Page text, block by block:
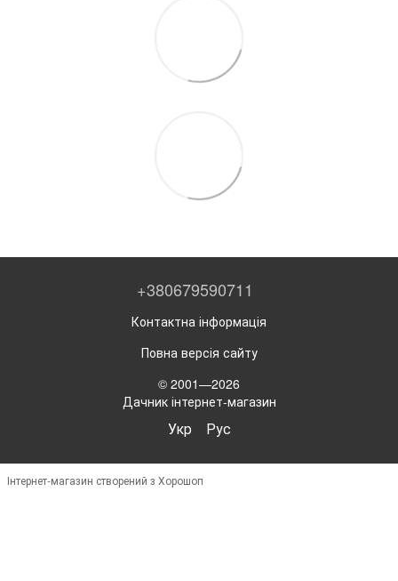
+380679590711
Контактна інформація
Повна версія сайту
© 2001—2026
Дачник інтернет-магазин
Укр Рус
Інтернет-магазин створений з Хорошоп